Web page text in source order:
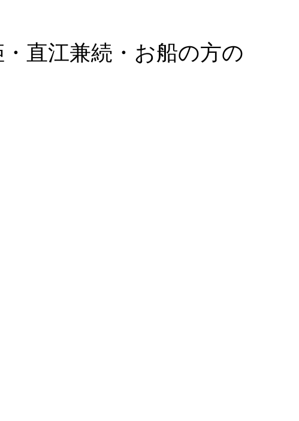
直江兼続・お船の方の